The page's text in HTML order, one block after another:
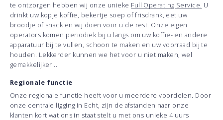
te ontzorgen hebben wij onze unieke Full Operating Service. U
drinkt uw kopje koffie, bekertje soep of frisdrank, eet uw
broodje of snack en wij doen voor u de rest. Onze eigen
operators komen periodiek bij u langs om uw koffie- en andere
apparatuur bij te vullen, schoon te maken en uw voorraad bij te
houden. Lekkerder kunnen we het voor u niet maken, wel
gemakkelijker...
Regionale functie
Onze regionale functie heeft voor u meerdere voordelen. Door
onze centrale ligging in Echt, zijn de afstanden naar onze
klanten kort wat ons in staat stelt u met ons unieke 4 uurs